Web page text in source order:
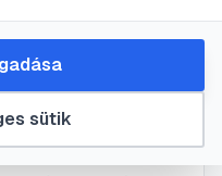
stresszel,amit
a
sütik